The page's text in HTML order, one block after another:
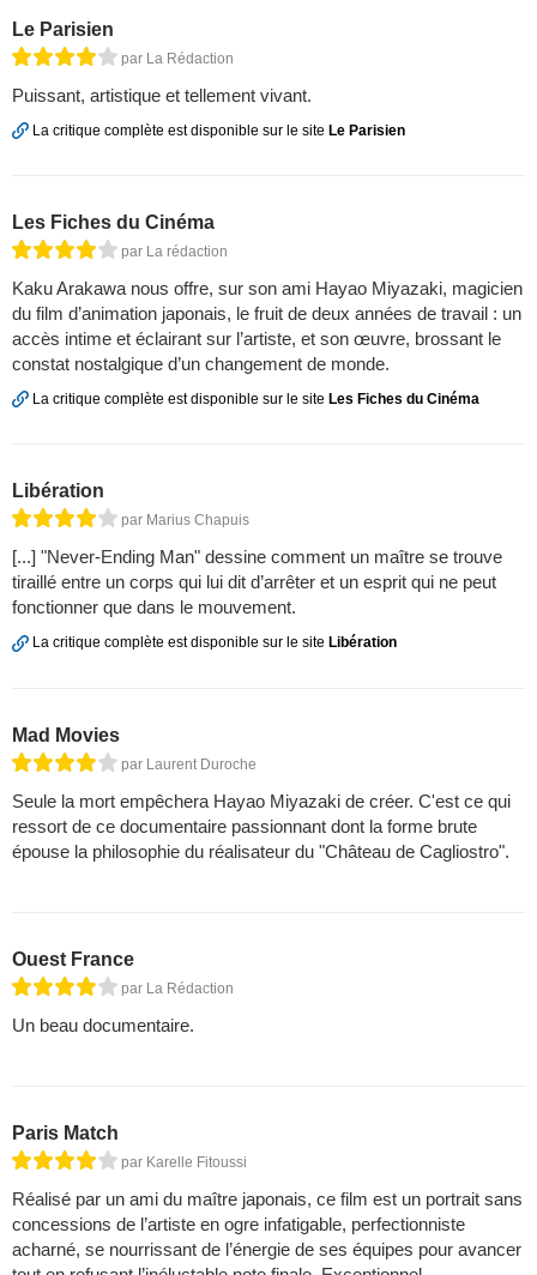
Le Parisien
par La Rédaction
Puissant, artistique et tellement vivant.
La critique complète est disponible sur le site Le Parisien
Les Fiches du Cinéma
par La rédaction
Kaku Arakawa nous offre, sur son ami Hayao Miyazaki, magicien
du film d’animation japonais, le fruit de deux années de travail : un
accès intime et éclairant sur l’artiste, et son œuvre, brossant le
constat nostalgique d’un changement de monde.
La critique complète est disponible sur le site Les Fiches du Cinéma
Libération
par Marius Chapuis
[...] "Never-Ending Man" dessine comment un maître se trouve
tiraillé entre un corps qui lui dit d’arrêter et un esprit qui ne peut
fonctionner que dans le mouvement.
La critique complète est disponible sur le site Libération
Mad Movies
par Laurent Duroche
Seule la mort empêchera Hayao Miyazaki de créer. C'est ce qui
ressort de ce documentaire passionnant dont la forme brute
épouse la philosophie du réalisateur du "Château de Cagliostro".
Ouest France
par La Rédaction
Un beau documentaire.
Paris Match
par Karelle Fitoussi
Réalisé par un ami du maître japonais, ce film est un portrait sans
concessions de l’artiste en ogre infatigable, perfectionniste
acharné, se nourrissant de l’énergie de ses équipes pour avancer